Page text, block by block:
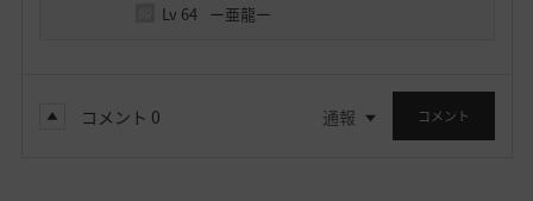
Lv 64 ー亜龍ー
コメント 0 通報 コメント